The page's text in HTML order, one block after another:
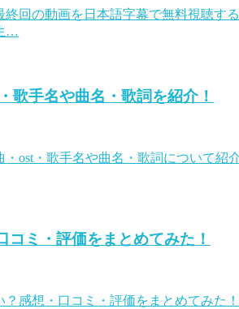
回の動画を日本語字幕で無料視聴
…
歌手名や曲名・歌詞を紹介！
ost・歌手名や曲名・歌詞について
ミ・評価をまとめてみた！
感想・口コミ・評価をまとめてみ